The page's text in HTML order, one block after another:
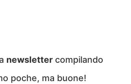
newsletter compilando
poche, ma buone!